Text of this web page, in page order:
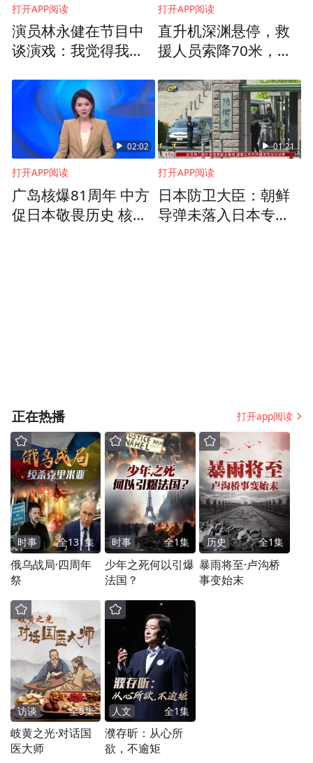
《三国演义》剧照
道尽了对宿敌兼知音间的了然与叹息。他设
计的“鹰视狼顾”神态和晚年诈病时的肢体细
节，让这个枭雄既有狼性，又有老臣的隐
忍。
打开APP阅读
演员林永健在节目中
谈演戏：我觉得我比
打开APP阅读
直升机深渊悬停，救
援人员索降70米，救
02:02
打开APP阅读
广岛核爆81周年 中方
促日本敬畏历史 核武
01:21
打开APP阅读
日本防卫大臣：朝鲜
导弹未落入日本专属
正在热播 打开app阅读
时事 全131集
俄乌战局·四周年
祭
时事 全1集
少年之死何以引爆
法国？
历史 全1集
暴雨将至·卢沟桥
事变始末
访谈 全5集
岐黄之光·对话国
医大师
人文 全1集
濮存昕：从心所
欲，不逾矩